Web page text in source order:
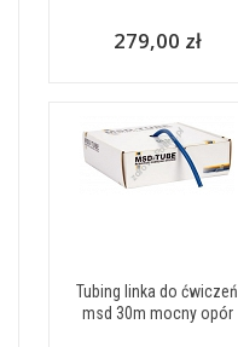
279,00 zł
Tubing linka do ćwiczeń
msd 30m mocny opór